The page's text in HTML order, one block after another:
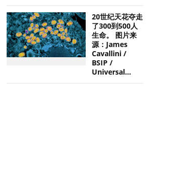
20世纪天花夺走
了300到500人
生命。 图片来
源：James
Cavallini /
BSIP /
Universal...